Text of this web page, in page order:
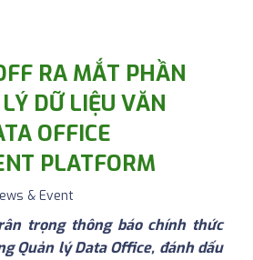
RA MẮT PHẦN
DỮ LIỆU VĂN
OFFICE
PLATFORM
& Event
trọng thông báo chính thức
Quản lý Data Office, đánh dấu